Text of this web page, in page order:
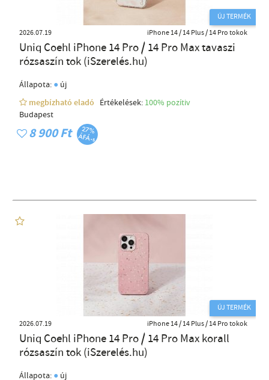
ÚJ TERMÉK
2026.07.19
iPhone 14 / 14 Plus / 14 Pro tokok
Uniq Coehl iPhone 14 Pro / 14 Pro Max tavaszi
rózsaszín tok (iSzerelés.hu)
Állapota: ● új
megbízható eladó
Értékelések: 100% pozítiv
Budapest
8 900 Ft
ÚJ TERMÉK
2026.07.19
iPhone 14 / 14 Plus / 14 Pro tokok
Uniq Coehl iPhone 14 Pro / 14 Pro Max korall
rózsaszín tok (iSzerelés.hu)
Állapota: ● új